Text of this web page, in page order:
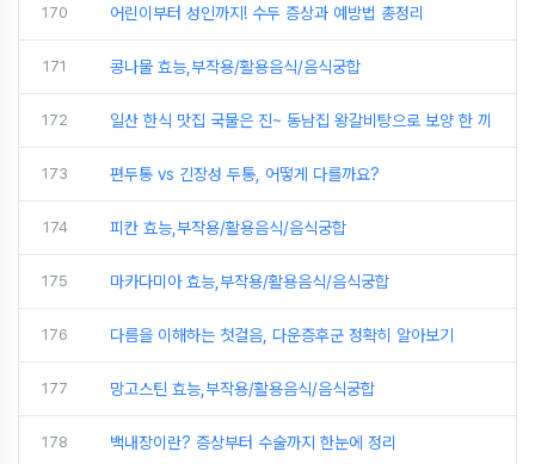
170 어린이부터 성인까지! 수두 증상과 예방법 총정리
171 콩나물 효능,부작용/활용음식/음식궁합
172 일산 한식 맛집 국물은 진~ 동남집 왕갈비탕으로 보양 한 끼
173 편두통 vs 긴장성 두통, 어떻게 다를까요?
174 피칸 효능,부작용/활용음식/음식궁합
175 마카다미아 효능,부작용/활용음식/음식궁합
176 다름을 이해하는 첫걸음, 다운증후군 정확히 알아보기
177 망고스틴 효능,부작용/활용음식/음식궁합
178 백내장이란? 증상부터 수술까지 한눈에 정리